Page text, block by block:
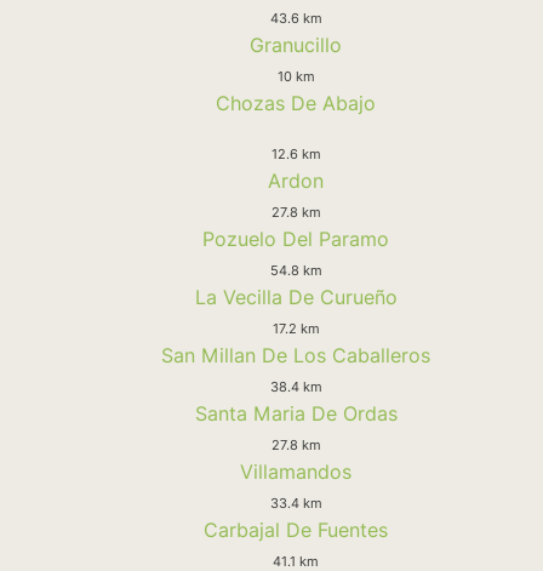
43.6 km
Granucillo
10 km
Chozas De Abajo
12.6 km
Ardon
27.8 km
Pozuelo Del Paramo
54.8 km
La Vecilla De Curueño
17.2 km
San Millan De Los Caballeros
38.4 km
Santa Maria De Ordas
27.8 km
Villamandos
33.4 km
Carbajal De Fuentes
41.1 km